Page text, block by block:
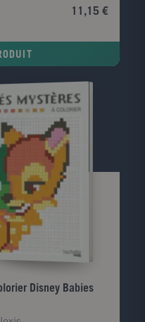
les sorciers, les fées
11,15 €
Disney Babies